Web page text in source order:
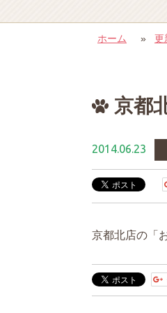
ホーム » 更
京都
2014.06.23
京都北店の「